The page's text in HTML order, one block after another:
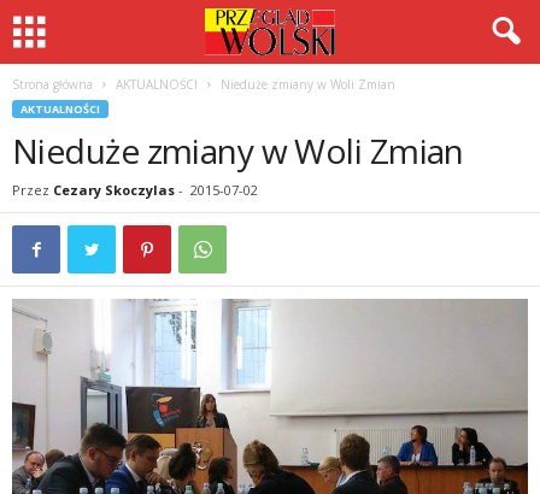
Strona główna AKTUALNOŚCI Nieduże zmiany w Woli Zmian
AKTUALNOŚCI
Nieduże zmiany w Woli Zmian
Przez Cezary Skoczylas - 2015-07-02